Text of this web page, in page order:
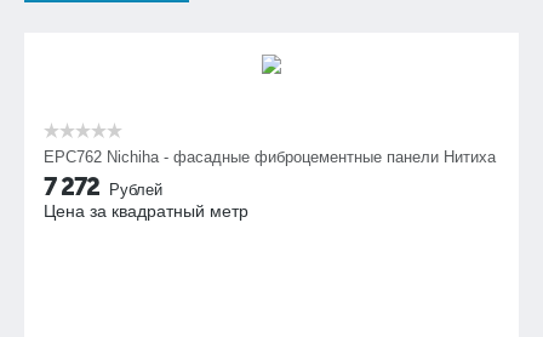
EPC762 Nichiha - фасадные фиброцементные панели Нитиха
7 272 Рублей
Цена за квадратный метр